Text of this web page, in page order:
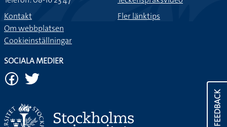
FEEDBACK
Kontakt
Om webbplatsen
Cookieinställningar
Fler länktips
SOCIALA MEDIER